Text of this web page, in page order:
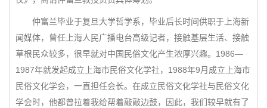
仲富兰毕业于复旦大学哲学系，毕业后长时间供职于上海新
闻媒体，曾任上海人民广播电台高级记者，接触基层生活、接触
草根民众较多，很早就对中国民俗文化产生浓厚兴趣。1986—
1987年就发起成立上海市民俗文化学社，1988年9月成立上海市
民俗文化学会，一直担任会长。在成立民俗文化学社与民俗文化
学会时，他都曾拉着我给帮着敲敲边鼓，因此，我们较早就有了